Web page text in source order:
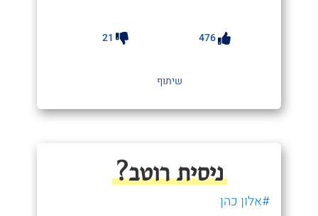
476
21
שיתוף
ניסית רוטב?
#אלון כהן